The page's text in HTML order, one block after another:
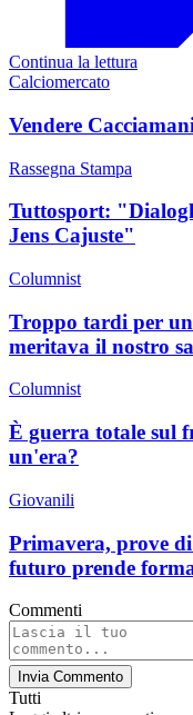
Continua la lettura
Calciomercato
Vendere
Rassegna Stampa
Tuttosport:
Jens Cajuste"
Columnist
Troppo tardi per
meritava il nostro
Columnist
È guerra totale sul
un'era?
Giovanili
Primavera, prove
futuro prende
Commenti
Invia Commento
Tutti